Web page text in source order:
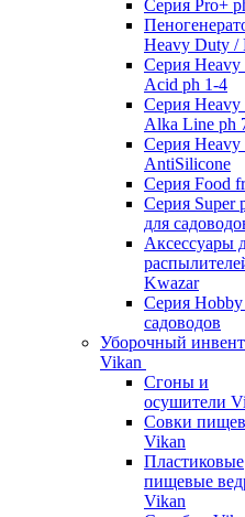
Серия Pro+
Heavy Duty /
Серия
Acid ph 1-4
Серия
Alka Line ph
Серия
AntiSilicone
Серия Food
Серия Super
для
Аксессуары
Kwazar
Серия Hobby
садоводов
Уборочный
Vikan
Сгоны и
осушители
Совки
Vikan
Пластиковые
пищевые
Vikan